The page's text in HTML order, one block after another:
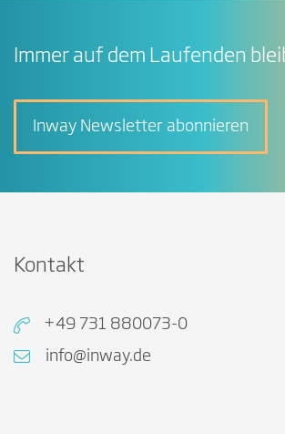
Immer auf dem Laufenden
Inway Newsletter abonnieren
Kontakt
+49 731 880073-0
info@inway.de